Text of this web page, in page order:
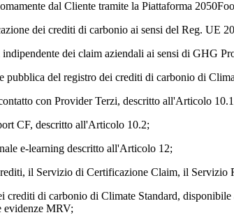
dal Cliente tramite la Piattaforma
dei crediti di carbonio ai sensi del Reg. UE
dei claim aziendali ai sensi di GHG
del registro dei crediti di carbonio di
con Provider Terzi, descritto all'Articolo
CF, descritto all'Articolo 10.2;
e-learning descritto all'Articolo 12;
il Servizio di Certificazione Claim, il
di carbonio di Climate Standard,
evidenze MRV;